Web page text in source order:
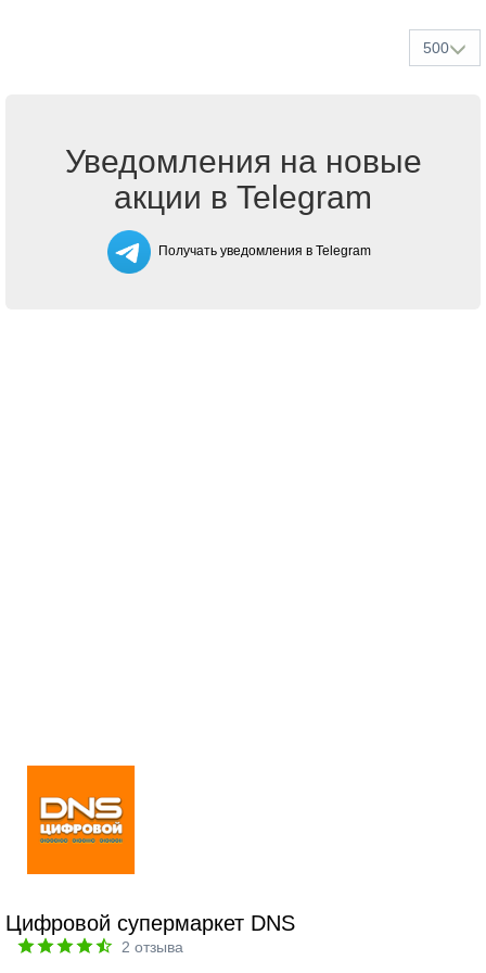
500
Уведомления на новые
акции в Telegram
Получать уведомления в Telegram
Цифровой супермаркет DNS
2 отзыва